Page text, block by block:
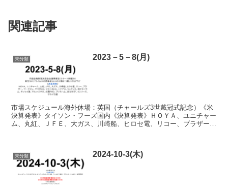
関連記事
未分類 2023－5－8(月)
市場スケジュール海外休場：英国（チャールズ3世戴冠式記念）《米
決算発表》タイソン・フーズ国内《決算発表》ＨＯＹＡ、ユニチャー
ム、丸紅、ＪＦＥ、大ガス、川崎船、ヒロセ電、リコー、ブラザー、
未分類 2024-10-3(木)